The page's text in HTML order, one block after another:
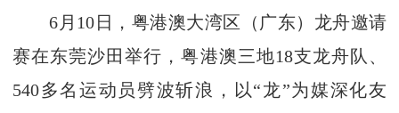
6月10日，粤港澳大湾区（广东）龙舟邀请
赛在东莞沙田举行，粤港澳三地18支龙舟队、
540多名运动员劈波斩浪，以“龙”为媒深化友